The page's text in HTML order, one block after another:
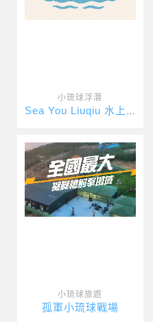
小琉球浮潛
小琉球旅遊
孤軍小琉球戰場